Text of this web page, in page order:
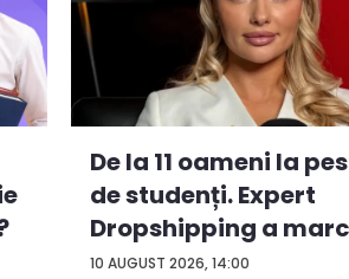
10 AUGUST 2026, 14:00
De la 11 oameni la
de studenți. Expert
Dropshipping a
an...